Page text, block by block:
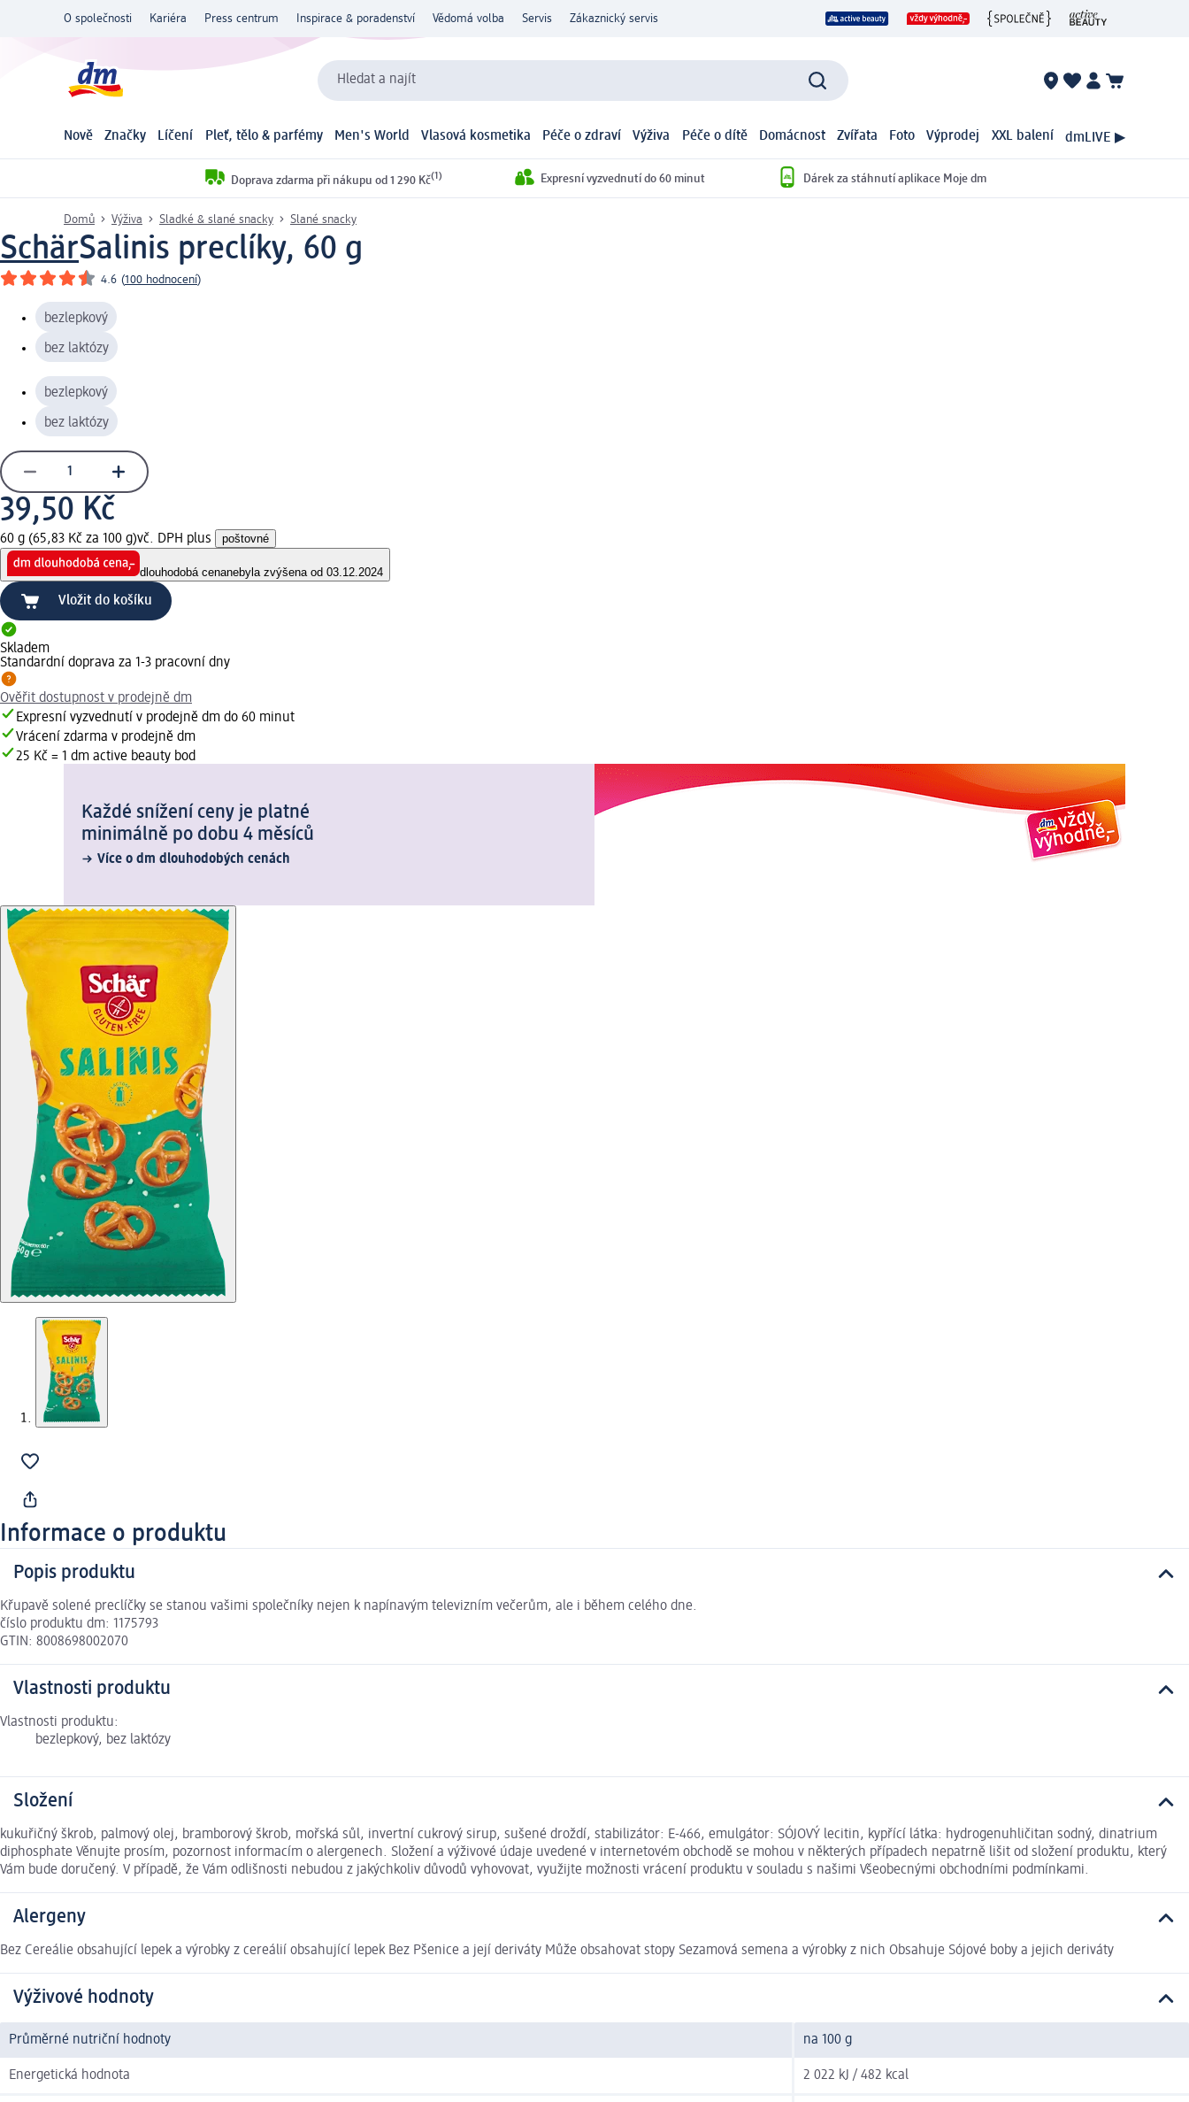
O společnosti Kariéra Press centrum Inspirace & poradenství Vědomá volba Servis Zákaznický servis
Hledat a najít
Nově Značky Líčení Pleť, tělo & parfémy Men's World Vlasová kosmetika Péče o zdraví Výživa Péče o dítě Domácnost Zvířata Foto Výprodej XXL balení dmLIVE ▶
Doprava zdarma při nákupu od 1 290 Kč(1) Expresní vyzvednutí do 60 minut Dárek za stáhnutí aplikace Moje dm
Domů Výživa Sladké & slané snacky Slané snacky
SchärSalinis preclíky, 60 g
4.6 (100 hodnocení)
bezlepkový
bez laktózy
bezlepkový
bez laktózy
39,50 Kč
60 g (65,83 Kč za 100 g)vč. DPH plus poštovné
dlouhodobá cenanebyla zvýšena od 03.12.2024
Vložit do košíku
Skladem
Standardní doprava za 1-3 pracovní dny
Ověřit dostupnost v prodejně dm
Expresní vyzvednutí v prodejně dm do 60 minut
Vrácení zdarma v prodejně dm
25 Kč = 1 dm active beauty bod
Každé snížení ceny je platné
minimálně po dobu 4 měsíců
Více o dm dlouhodobých cenách
Informace o produktu
Popis produktu
Křupavě solené preclíčky se stanou vašimi společníky nejen k napínavým televizním večerům, ale i během celého dne.
číslo produktu dm: 1175793
GTIN: 8008698002070
Vlastnosti produktu
Vlastnosti produktu:
bezlepkový, bez laktózy
Složení
kukuřičný škrob, palmový olej, bramborový škrob, mořská sůl, invertní cukrový sirup, sušené droždí, stabilizátor: E-466, emulgátor: SÓJOVÝ lecitin, kypřící látka: hydrogenuhličitan sodný, dinatrium
diphosphate Věnujte prosím, pozornost informacím o alergenech. Složení a výživové údaje uvedené v internetovém obchodě se mohou v některých případech nepatrně lišit od složení produktu, který
Vám bude doručený. V případě, že Vám odlišnosti nebudou z jakýchkoliv důvodů vyhovovat, využijte možnosti vrácení produktu v souladu s našimi Všeobecnými obchodními podmínkami.
Alergeny
Bez Cereálie obsahující lepek a výrobky z cereálií obsahující lepek Bez Pšenice a její deriváty Může obsahovat stopy Sezamová semena a výrobky z nich Obsahuje Sójové boby a jejich deriváty
Výživové hodnoty
Průměrné nutriční hodnoty na 100 g
Energetická hodnota 2 022 kJ / 482 kcal